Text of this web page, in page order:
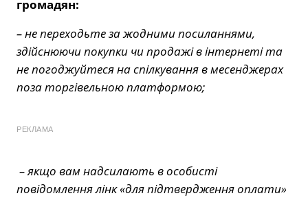
громадян:
– не переходьте за жодними посиланнями,
здійснюючи покупки чи продажі в інтернеті та
не погоджуйтеся на спілкування в месенджерах
поза торгівельною платформою;
РЕКЛАМА
– якщо вам надсилають в особисті
повідомлення лінк «для підтвердження оплати»